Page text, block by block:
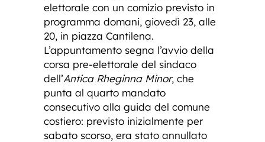
elettorale con un comizio previsto in
programma domani, giovedì 23, alle
20, in piazza Cantilena.
L’appuntamento segna l’avvio della
corsa pre-elettorale del sindaco
dell’Antica Rheginna Minor, che
punta al quarto mandato
consecutivo alla guida del comune
costiero: previsto inizialmente per
sabato scorso, era stato annullato